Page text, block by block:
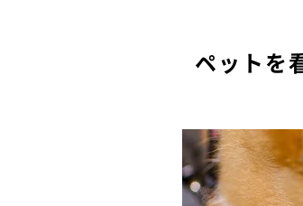
ペットを